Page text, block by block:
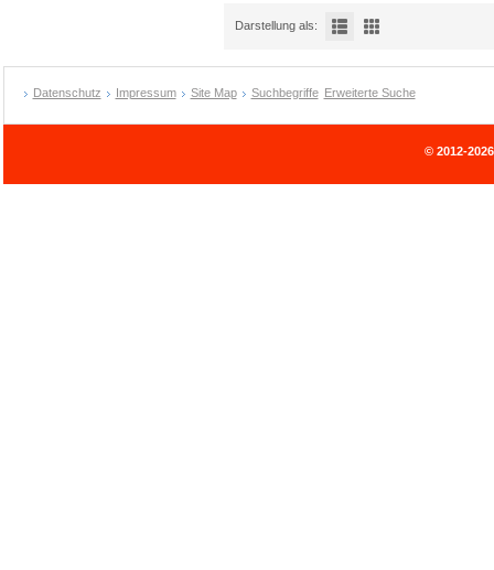
Darstellung als:
Datenschutz Impressum Site Map Suchbegriffe Erweiterte Suche
© 2012-